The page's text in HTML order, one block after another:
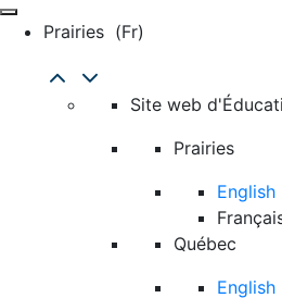
Prairies (fr)
Site web
Prairies
English
Québec
English